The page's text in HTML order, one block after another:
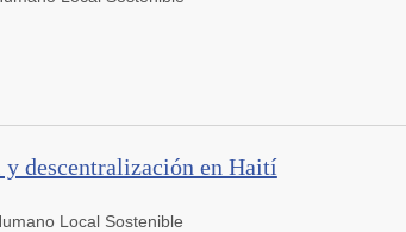
descentralización en Haití
Local Sostenible